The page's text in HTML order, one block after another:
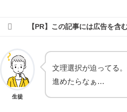
【PR】この記事には広告を含
生徒
文理選択が迫ってる
進めたらなぁ…